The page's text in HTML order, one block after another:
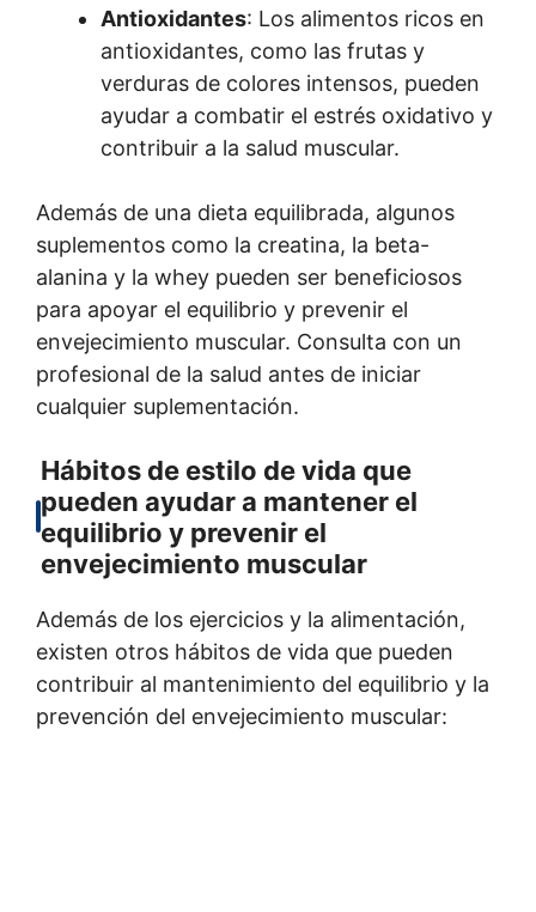
Antioxidantes: Los alimentos ricos en
antioxidantes, como las frutas y
verduras de colores intensos, pueden
ayudar a combatir el estrés oxidativo y
contribuir a la salud muscular.
Además de una dieta equilibrada, algunos
suplementos como la creatina, la beta-
alanina y la whey pueden ser beneficiosos
para apoyar el equilibrio y prevenir el
envejecimiento muscular. Consulta con un
profesional de la salud antes de iniciar
cualquier suplementación.
Hábitos de estilo de vida que
pueden ayudar a mantener el
equilibrio y prevenir el
envejecimiento muscular
Además de los ejercicios y la alimentación,
existen otros hábitos de vida que pueden
contribuir al mantenimiento del equilibrio y la
prevención del envejecimiento muscular: